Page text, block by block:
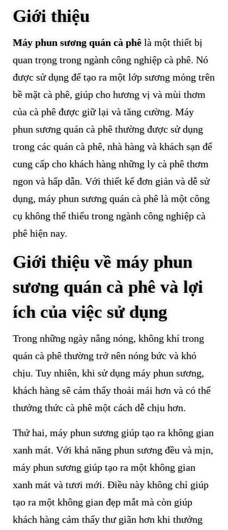
Giới thiệu
Máy phun sương quán cà phê là một thiết bị
quan trọng trong ngành công nghiệp cà phê. Nó
được sử dụng để tạo ra một lớp sương mỏng trên
bề mặt cà phê, giúp cho hương vị và mùi thơm
của cà phê được giữ lại và tăng cường. Máy
phun sương quán cà phê thường được sử dụng
trong các quán cà phê, nhà hàng và khách sạn để
cung cấp cho khách hàng những ly cà phê thơm
ngon và hấp dẫn. Với thiết kế đơn giản và dễ sử
dụng, máy phun sương quán cà phê là một công
cụ không thể thiếu trong ngành công nghiệp cà
phê hiện nay.
Giới thiệu về máy phun
sương quán cà phê và lợi
ích của việc sử dụng
Trong những ngày nắng nóng, không khí trong
quán cà phê thường trở nên nóng bức và khó
chịu. Tuy nhiên, khi sử dụng máy phun sương,
khách hàng sẽ cảm thấy thoải mái hơn và có thể
thưởng thức cà phê một cách dễ chịu hơn.
Thứ hai, máy phun sương giúp tạo ra không gian
xanh mát. Với khả năng phun sương đều và mịn,
máy phun sương giúp tạo ra một không gian
xanh mát và tươi mới. Điều này không chỉ giúp
tạo ra một không gian đẹp mắt mà còn giúp
khách hàng cảm thấy thư giãn hơn khi thưởng